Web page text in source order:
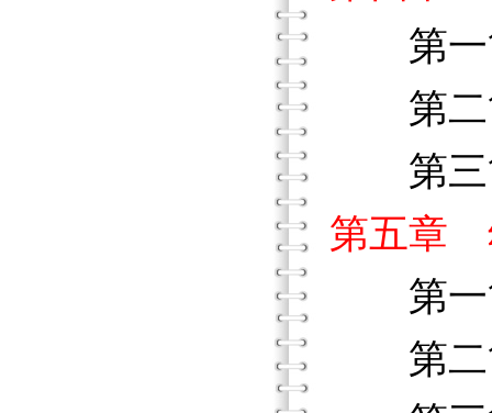
第一
第二
第三
第五章
第一
第二